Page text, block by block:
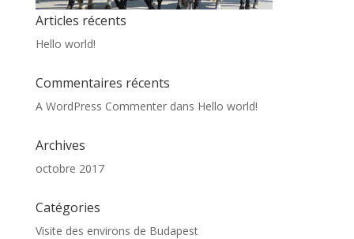
Articles récents
Hello world!
Commentaires récents
A WordPress Commenterdans Hello world!
Archives
octobre 2017
Catégories
Visite des environs de Budapest